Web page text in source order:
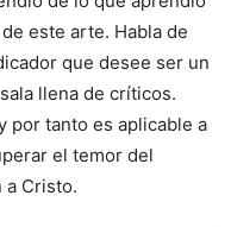
este arte. Habla de
que desee ser un
llena de críticos.
por tanto es aplicable a
el temor del
a Cristo.